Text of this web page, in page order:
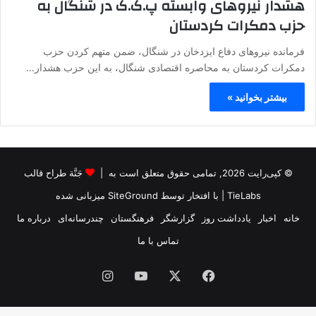
هشدار نیروهای وابسته‌ پ.ک.ک در شنگال به‌
حزب دمکرات کردستان
فرمانده‌ نیروهای دفاع ایزدخان در شنگال، ضمن متهم کردن حزب
دمکرات کردستان به‌ محاصره‌ اقتصادی شنگال، به‌ این حزب هشدار…
بیشتر بخوانید »
© کپی‌رایت 2026, تمامی حقوق متعلق است به |
جَنَّة طراح قالب
TieLabs | با افتخار توسط SiteGround میزبانی شده
خانه
اخبار یادداشت روز گزارشگر فرهنگستان چندرسانه‌ای
درباره ما
تماس با ما
فیس
بوک
یوتیوب